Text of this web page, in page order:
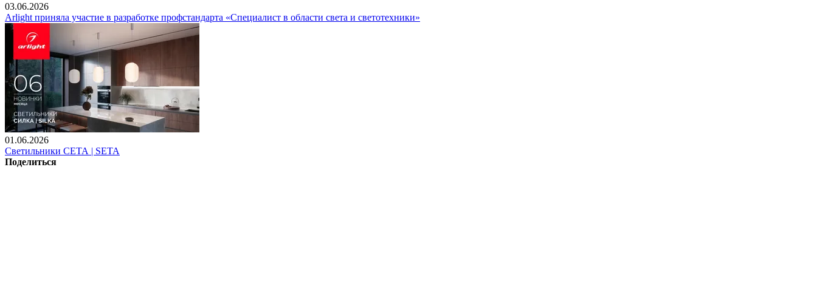
03.06.2026
Arlight приняла участие в разработке профстандарта «Специалист в области света и светотехники»
01.06.2026
Светильники СЕТА | SETA
Поделиться